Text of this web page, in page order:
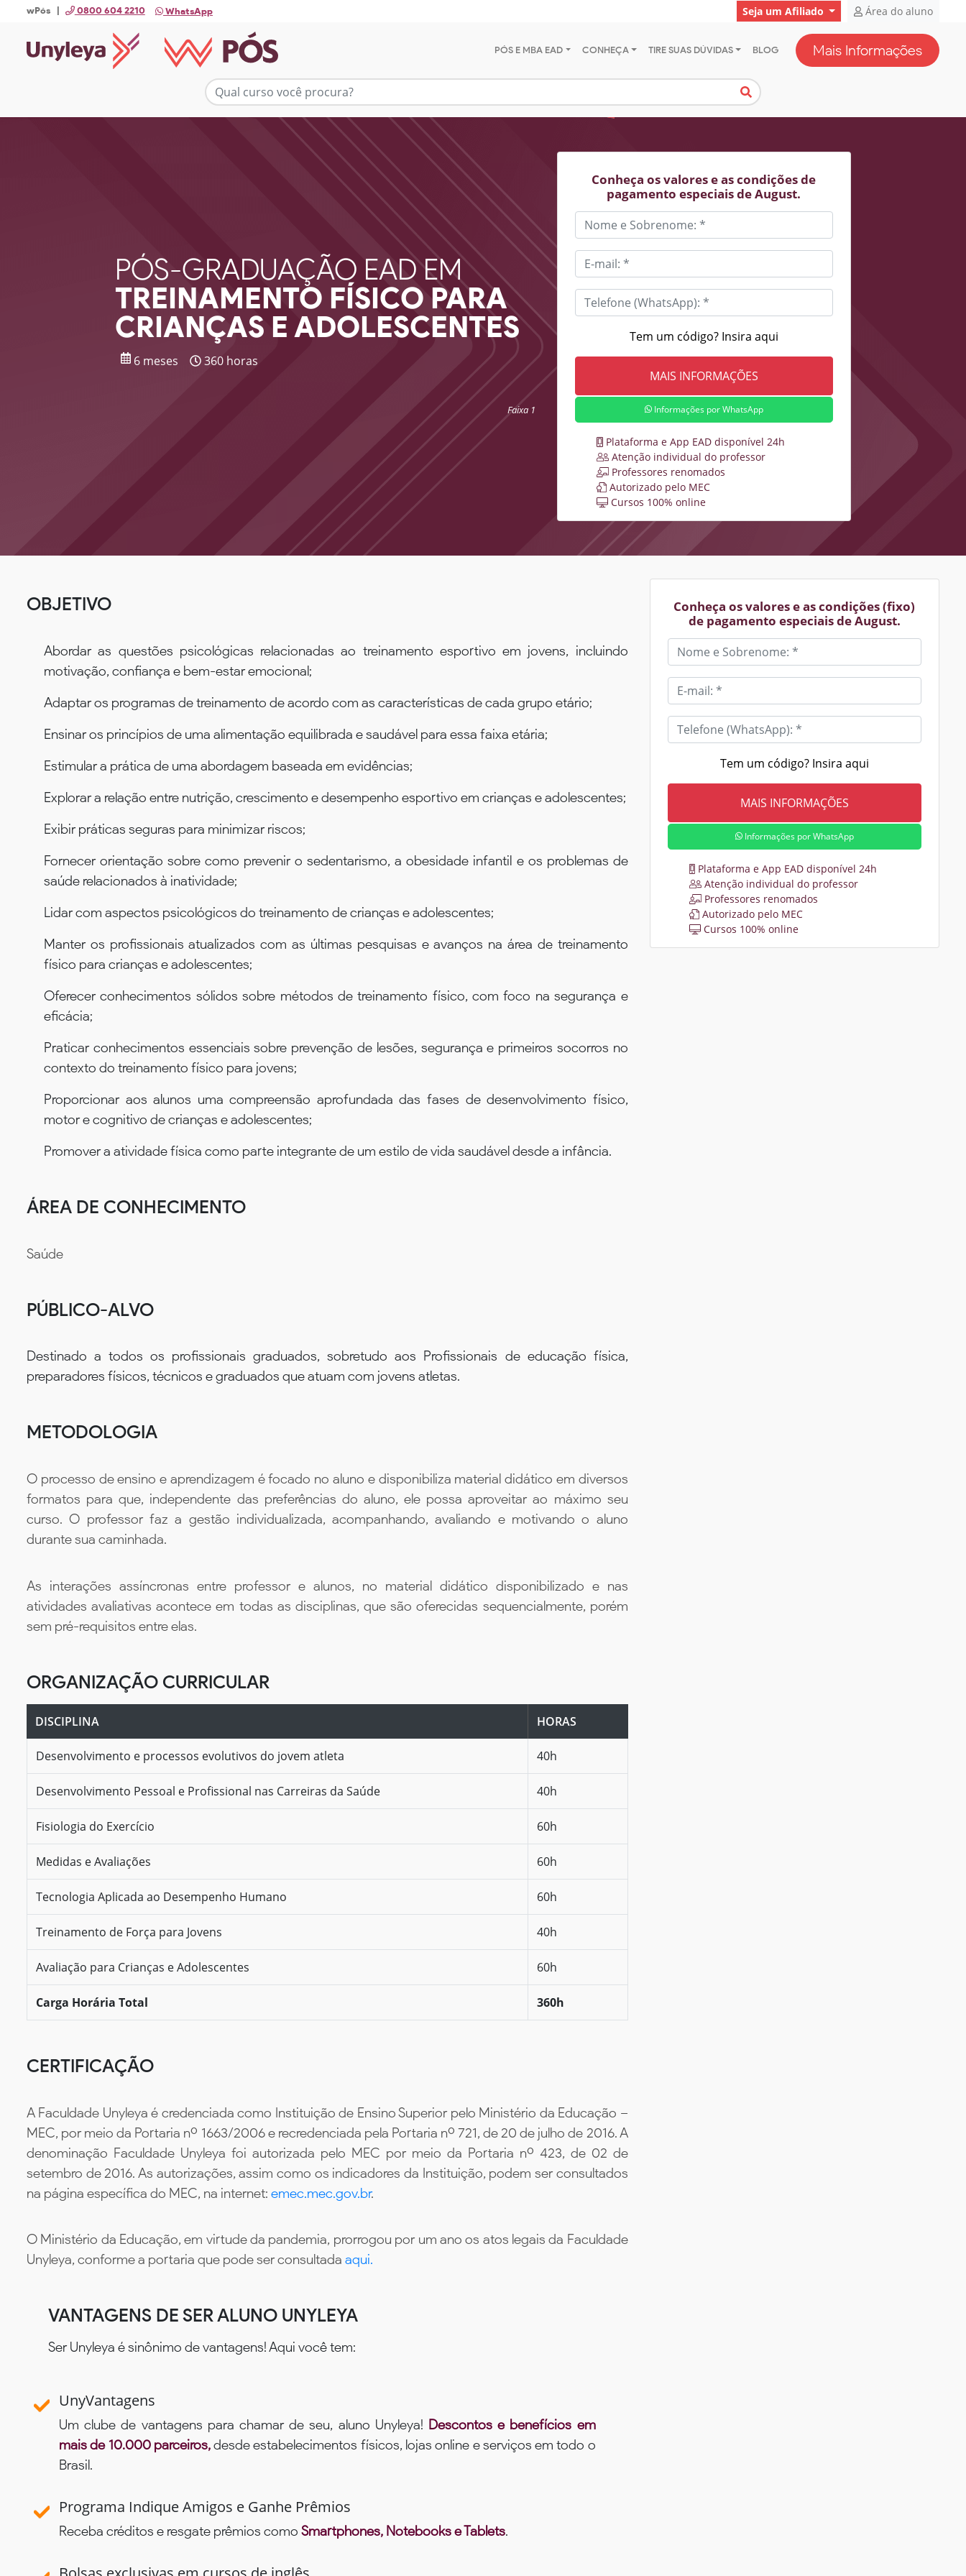
wPós | 0800 604 2210 WhatsApp Seja um Afiliado Área do aluno
PÓS E MBA EAD CONHEÇA TIRE SUAS DÚVIDAS BLOG Mais Informações
PÓS-GRADUAÇÃO EAD EM
TREINAMENTO FÍSICO PARA
CRIANÇAS E ADOLESCENTES
6 meses 360 horas
Faixa 1
Conheça os valores e as condições de
pagamento especiais de August.
Tem um código? Insira aqui
Informações por WhatsApp
Plataforma e App EAD disponível 24h
Atenção individual do professor
Professores renomados
Autorizado pelo MEC
Cursos 100% online
OBJETIVO
Abordar as questões psicológicas relacionadas ao treinamento esportivo em jovens, incluindo
motivação, confiança e bem-estar emocional;
Adaptar os programas de treinamento de acordo com as características de cada grupo etário;
Ensinar os princípios de uma alimentação equilibrada e saudável para essa faixa etária;
Estimular a prática de uma abordagem baseada em evidências;
Explorar a relação entre nutrição, crescimento e desempenho esportivo em crianças e adolescentes;
Exibir práticas seguras para minimizar riscos;
Fornecer orientação sobre como prevenir o sedentarismo, a obesidade infantil e os problemas de
saúde relacionados à inatividade;
Lidar com aspectos psicológicos do treinamento de crianças e adolescentes;
Manter os profissionais atualizados com as últimas pesquisas e avanços na área de treinamento
físico para crianças e adolescentes;
Oferecer conhecimentos sólidos sobre métodos de treinamento físico, com foco na segurança e
eficácia;
Praticar conhecimentos essenciais sobre prevenção de lesões, segurança e primeiros socorros no
contexto do treinamento físico para jovens;
Proporcionar aos alunos uma compreensão aprofundada das fases de desenvolvimento físico,
motor e cognitivo de crianças e adolescentes;
Promover a atividade física como parte integrante de um estilo de vida saudável desde a infância.
ÁREA DE CONHECIMENTO
Saúde
PÚBLICO-ALVO
Destinado a todos os profissionais graduados, sobretudo aos Profissionais de educação física,
preparadores físicos, técnicos e graduados que atuam com jovens atletas.
METODOLOGIA
O processo de ensino e aprendizagem é focado no aluno e disponibiliza material didático em diversos
formatos para que, independente das preferências do aluno, ele possa aproveitar ao máximo seu
curso. O professor faz a gestão individualizada, acompanhando, avaliando e motivando o aluno
durante sua caminhada.
As interações assíncronas entre professor e alunos, no material didático disponibilizado e nas
atividades avaliativas acontece em todas as disciplinas, que são oferecidas sequencialmente, porém
sem pré-requisitos entre elas.
ORGANIZAÇÃO CURRICULAR
DISCIPLINA HORAS
Desenvolvimento e processos evolutivos do jovem atleta 40h
Desenvolvimento Pessoal e Profissional nas Carreiras da Saúde 40h
Fisiologia do Exercício 60h
Medidas e Avaliações 60h
Tecnologia Aplicada ao Desempenho Humano 60h
Treinamento de Força para Jovens 40h
Avaliação para Crianças e Adolescentes 60h
Carga Horária Total 360h
CERTIFICAÇÃO
A Faculdade Unyleya é credenciada como Instituição de Ensino Superior pelo Ministério da Educação –
MEC, por meio da Portaria nº 1663/2006 e recredenciada pela Portaria nº 721, de 20 de julho de 2016. A
denominação Faculdade Unyleya foi autorizada pelo MEC por meio da Portaria nº 423, de 02 de
setembro de 2016. As autorizações, assim como os indicadores da Instituição, podem ser consultados
na página específica do MEC, na internet: emec.mec.gov.br.
O Ministério da Educação, em virtude da pandemia, prorrogou por um ano os atos legais da Faculdade
Unyleya, conforme a portaria que pode ser consultada aqui.
VANTAGENS DE SER ALUNO UNYLEYA
Ser Unyleya é sinônimo de vantagens! Aqui você tem:
UnyVantagens
Um clube de vantagens para chamar de seu, aluno Unyleya! Descontos e benefícios em
mais de 10.000 parceiros,desde estabelecimentos físicos, lojas online e serviços em todo o
Brasil.
Programa Indique Amigos e Ganhe Prêmios
Receba créditos e resgate prêmios como Smartphones, Notebooks e Tablets.
Conheça os valores e as condições (fixo)
de pagamento especiais de August.
Tem um código? Insira aqui
Informações por WhatsApp
Plataforma e App EAD disponível 24h
Atenção individual do professor
Professores renomados
Autorizado pelo MEC
Cursos 100% online